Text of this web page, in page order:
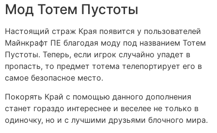
Мод Тотем Пустоты
Настоящий страж Края появится у пользователей
Майнкрафт ПЕ благодая моду под названием Тотем
Пустоты. Теперь, если игрок случайно упадет в
пропасть, то предмет тотема телепортирует его в
самое безопасное место.
Покорять Край с помощью данного дополнения
станет гораздо интереснее и веселее не только в
одиночку, но и с лучшими друзьями блочного мира.